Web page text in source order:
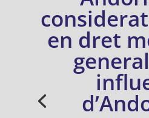
en dret